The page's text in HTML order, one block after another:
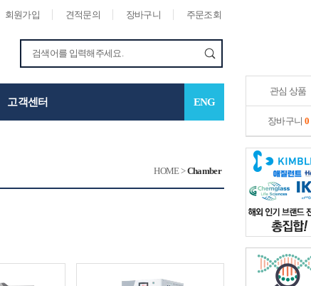
회원가입 견적문의 장바구니 주문조회
관심 상품
장바구니 0
고객센터 ENG
HOME>Chamber